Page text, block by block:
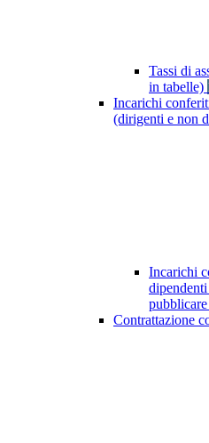
Tassi di
in tabelle)
Incarichi
(dirigenti e non
Incarichi
Contrattazione